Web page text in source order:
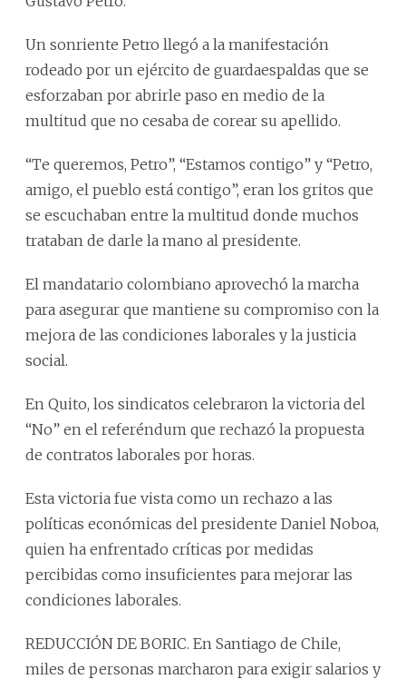
Un sonriente Petro llegó a la manifestación
rodeado por un ejército de guardaespaldas que se
esforzaban por abrirle paso en medio de la
multitud que no cesaba de corear su apellido.
“Te queremos, Petro”, “Estamos contigo” y “Petro,
amigo, el pueblo está contigo”, eran los gritos que
se escuchaban entre la multitud donde muchos
trataban de darle la mano al presidente.
El mandatario colombiano aprovechó la marcha
para asegurar que mantiene su compromiso con la
mejora de las condiciones laborales y la justicia
social.
En Quito, los sindicatos celebraron la victoria del
“No” en el referéndum que rechazó la propuesta
de contratos laborales por horas.
Esta victoria fue vista como un rechazo a las
políticas económicas del presidente Daniel Noboa,
quien ha enfrentado críticas por medidas
percibidas como insuficientes para mejorar las
condiciones laborales.
REDUCCIÓN DE BORIC. En Santiago de Chile,
miles de personas marcharon para exigir salarios y